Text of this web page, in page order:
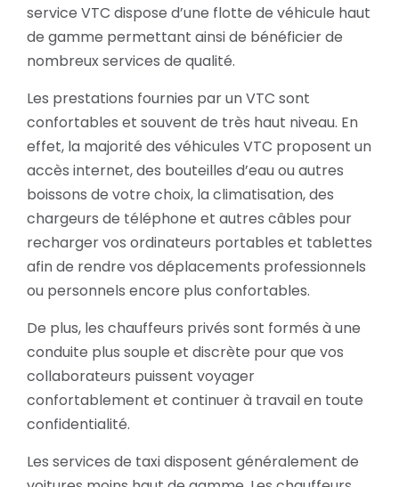
service VTC dispose d’une flotte de véhicule haut
de gamme permettant ainsi de bénéficier de
nombreux services de qualité.
Les prestations fournies par un VTC sont
confortables et souvent de très haut niveau. En
effet, la majorité des véhicules VTC proposent un
accès internet, des bouteilles d’eau ou autres
boissons de votre choix, la climatisation, des
chargeurs de téléphone et autres câbles pour
recharger vos ordinateurs portables et tablettes
afin de rendre vos déplacements professionnels
ou personnels encore plus confortables.
De plus, les chauffeurs privés sont formés à une
conduite plus souple et discrète pour que vos
collaborateurs puissent voyager
confortablement et continuer à travail en toute
confidentialité.
Les services de taxi disposent généralement de